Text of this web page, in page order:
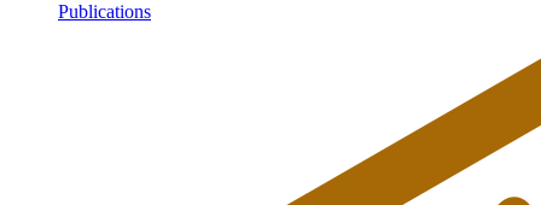
Publications